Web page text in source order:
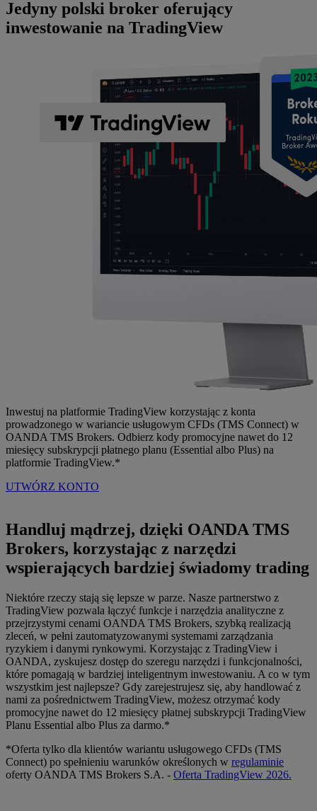
Jedyny polski broker oferujący
inwestowanie na TradingView
Inwestuj na platformie TradingView korzystając z konta
prowadzonego w wariancie usługowym CFDs (TMS Connect) w
OANDA TMS Brokers. Odbierz kody promocyjne nawet do 12
miesięcy subskrypcji płatnego planu (Essential albo Plus) na
platformie TradingView.*
UTWÓRZ KONTO
Handluj mądrzej, dzięki OANDA TMS
Brokers, korzystając z narzędzi
wspierających bardziej świadomy trading
Niektóre rzeczy stają się lepsze w parze. Nasze partnerstwo z
TradingView pozwala łączyć funkcje i narzędzia analityczne z
przejrzystymi cenami OANDA TMS Brokers, szybką realizacją
zleceń, w pełni zautomatyzowanymi systemami zarządzania
ryzykiem i danymi rynkowymi. Korzystając z TradingView i
OANDA, zyskujesz dostęp do szeregu narzędzi i funkcjonalności,
które pomagają w bardziej inteligentnym inwestowaniu. A co w tym
wszystkim jest najlepsze? Gdy zarejestrujesz się, aby handlować z
nami za pośrednictwem TradingView, możesz otrzymać kody
promocyjne nawet do 12 miesięcy płatnej subskrypcji TradingView
Planu Essential albo Plus za darmo.*
*Oferta tylko dla klientów wariantu usługowego CFDs (TMS
Connect) po spełnieniu warunków określonych w regulaminie
oferty OANDA TMS Brokers S.A. - Oferta TradingView 2026.